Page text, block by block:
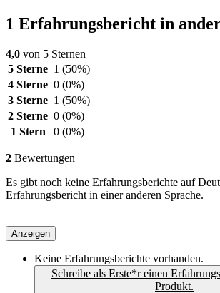
1 Erfahrungsbericht in
4,0 von 5 Sternen
5 Sterne 1 (50%)
4 Sterne 0 (0%)
3 Sterne 1 (50%)
2 Sterne 0 (0%)
1 Stern
0 (0%)
2 Bewertungen
Es gibt noch keine Erfahrungsberichte auf
Erfahrungsbericht in einer anderen Sprache.
Anzeigen
Keine Erfahrungsberichte vorhanden.
Schreibe als Erste*r einen
Produkt.